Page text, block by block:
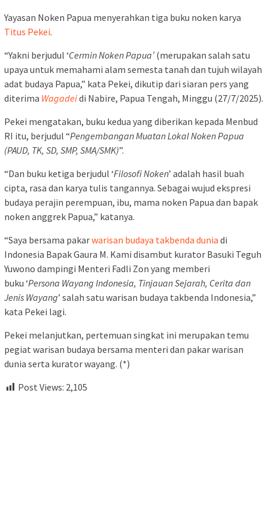
Yayasan Noken Papua menyerahkan tiga buku noken karya
Titus Pekei.
“Yakni berjudul ‘Cermin Noken Papua’ (merupakan salah satu
upaya untuk memahami alam semesta tanah dan tujuh wilayah
adat budaya Papua,” kata Pekei, dikutip dari siaran pers yang
diterima Wagadeidi Nabire, Papua Tengah, Minggu (27/7/2025).
Pekei mengatakan, buku kedua yang diberikan kepada Menbud
RI itu, berjudul “Pengembangan Muatan Lokal Noken Papua
(PAUD, TK, SD, SMP, SMA/SMK)”.
“Dan buku ketiga berjudul ‘Filosofi Noken’ adalah hasil buah
cipta, rasa dan karya tulis tangannya. Sebagai wujud ekspresi
budaya perajin perempuan, ibu, mama noken Papua dan bapak
noken anggrek Papua,” katanya.
“Saya bersama pakarwarisan budaya takbenda dunia di
Indonesia Bapak Gaura M. Kami disambut kurator Basuki Teguh
Yuwono dampingi Menteri Fadli Zon yang memberi
buku ‘Persona Wayang Indonesia, Tinjauan Sejarah, Cerita dan
Jenis Wayang’ salah satu warisan budaya takbenda Indonesia,”
kata Pekei lagi.
Pekei melanjutkan, pertemuan singkat ini merupakan temu
pegiat warisan budaya bersama menteri dan pakar warisan
dunia serta kurator wayang. (*)
Post Views: 2,105